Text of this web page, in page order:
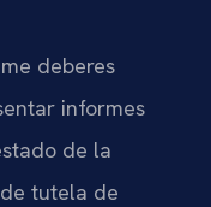
deberes
informes
de la
tutela de